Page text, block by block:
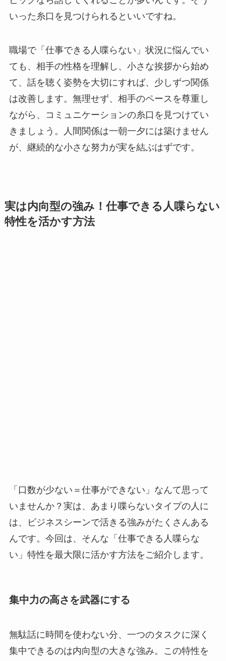
いった糸口を見つけられるといいですね。
職場で「仕事できる人喋らない」状況に悩んでい
ても、相手の性格を理解し、小さな挨拶から始め
て、話を聴く姿勢を大切にすれば、少しずつ関係
は改善します。無理せず、相手のペースを尊重し
ながら、コミュニケーションの糸口を見つけてい
きましょう。人間関係は一朝一夕には築けません
が、継続的な小さな努力が実を結ぶはずです。
実は内向型の強み！仕事できる人喋らない
特性を活かす方法
「口数が少ない＝仕事ができない」なんて思って
いませんか？実は、あまり喋らないタイプの人に
は、ビジネスシーンで活きる強みがたくさんある
んです。今回は、そんな「仕事できる人喋らな
い」特性を最大限に活かす方法をご紹介します。
集中力の高さを武器にする
無駄話に時間を使わない分、一つのタスクに深く
集中できるのは内向型の大きな強み。この特性を